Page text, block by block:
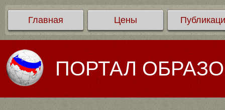
Главная Цены
ПОРТАЛ